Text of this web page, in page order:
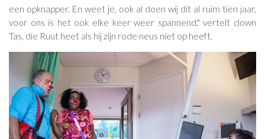
een opknapper. En weet je, ook al doen wij dit al ruim tien jaar,
voor ons is het ook elke keer weer spannend," vertelt clown
Tas, die Ruut heet als hij zijn rode neus niet op heeft.